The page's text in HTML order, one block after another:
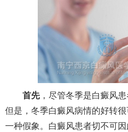
首先，尽管冬季是白癜风
但是，冬季白癜风病情的好转
一种假象。白癜风患者切不可